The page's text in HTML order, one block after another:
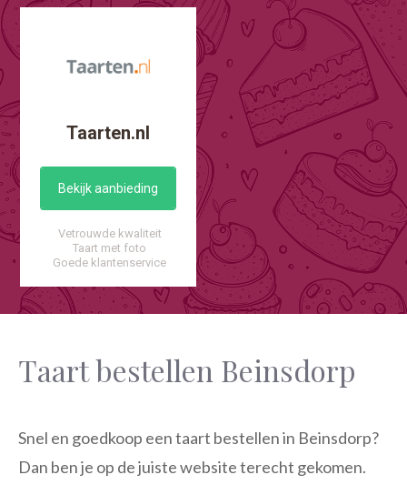
Taarten.nl
Bekijk aanbieding
Vetrouwde kwaliteit
Taart met foto
Goede klantenservice
Taart bestellen Beinsdorp
Snel en goedkoop een taart bestellen in Beinsdorp?
Dan ben je op de juiste website terecht gekomen.